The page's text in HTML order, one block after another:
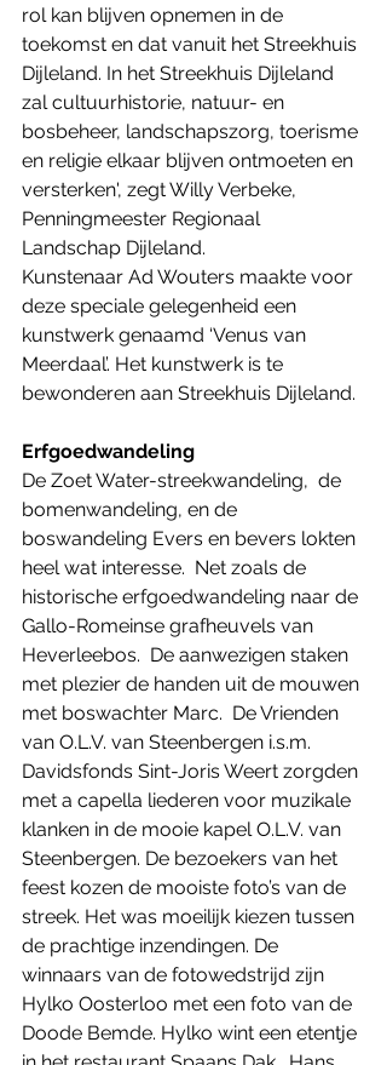
rol kan blijven opnemen in de
toekomst en dat vanuit het Streekhuis
Dijleland. In het Streekhuis Dijleland
zal cultuurhistorie, natuur- en
bosbeheer, landschapszorg, toerisme
en religie elkaar blijven ontmoeten en
versterken', zegt Willy Verbeke,
Penningmeester Regionaal
Landschap Dijleland.
Kunstenaar Ad Wouters maakte voor
deze speciale gelegenheid een
kunstwerk genaamd ‘Venus van
Meerdaal’. Het kunstwerk is te
bewonderen aan Streekhuis Dijleland.
Erfgoedwandeling
De Zoet Water-streekwandeling,  de
bomenwandeling, en de
boswandeling Evers en bevers lokten
heel wat interesse.  Net zoals de
historische erfgoedwandeling naar de
Gallo-Romeinse grafheuvels van
Heverleebos.  De aanwezigen staken
met plezier de handen uit de mouwen
met boswachter Marc.  De Vrienden
van O.L.V. van Steenbergen i.s.m.
Davidsfonds Sint-Joris Weert zorgden
met a capella liederen voor muzikale
klanken in de mooie kapel O.L.V. van
Steenbergen. De bezoekers van het
feest kozen de mooiste foto’s van de
streek. Het was moeilijk kiezen tussen
de prachtige inzendingen. De
winnaars van de fotowedstrijd zijn
Hylko Oosterloo met een foto van de
Doode Bemde. Hylko wint een etentje